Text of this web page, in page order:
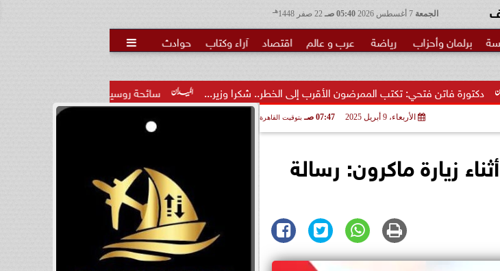
الجمعة 05:40 صـ هـ
برلمان وأحزاب رياضة عرب و عالم اقتصاد آراء وكتاب حوادث 
سائحة روسية لـ”مراسي”: الغردقة تجمع بين الموقع تكتب الممرضون الأقرب إلى الخطر.. شكرا وزير...
الأربعاء، 9 أبريل 2025 07:47 صـ بتوقيت القاهرة
زيارة ماكرون: رسالة